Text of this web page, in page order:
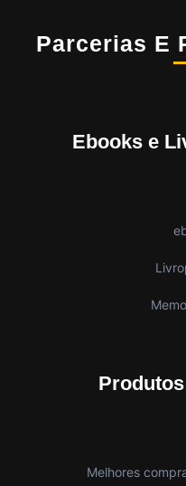
Parcerias E
Ebooks e
Melhores